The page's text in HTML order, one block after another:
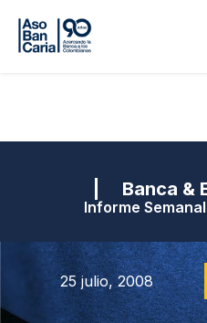
| Banca &
Informe
25 julio, 2008